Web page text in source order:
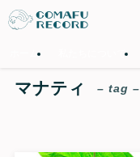
ホーム 私たちについて
マナティ – tag –